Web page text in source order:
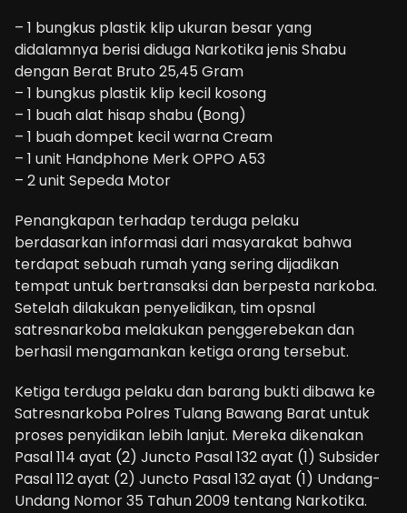
– 1 bungkus plastik klip ukuran besar yang
didalamnya berisi diduga Narkotika jenis Shabu
dengan Berat Bruto 25,45 Gram
– 1 bungkus plastik klip kecil kosong
– 1 buah alat hisap shabu (Bong)
– 1 buah dompet kecil warna Cream
– 1 unit Handphone Merk OPPO A53
– 2 unit Sepeda Motor
Penangkapan terhadap terduga pelaku
berdasarkan informasi dari masyarakat bahwa
terdapat sebuah rumah yang sering dijadikan
tempat untuk bertransaksi dan berpesta narkoba.
Setelah dilakukan penyelidikan, tim opsnal
satresnarkoba melakukan penggerebekan dan
berhasil mengamankan ketiga orang tersebut.
Ketiga terduga pelaku dan barang bukti dibawa ke
Satresnarkoba Polres Tulang Bawang Barat untuk
proses penyidikan lebih lanjut. Mereka dikenakan
Pasal 114 ayat (2) Juncto Pasal 132 ayat (1) Subsider
Pasal 112 ayat (2) Juncto Pasal 132 ayat (1) Undang-
Undang Nomor 35 Tahun 2009 tentang Narkotika.